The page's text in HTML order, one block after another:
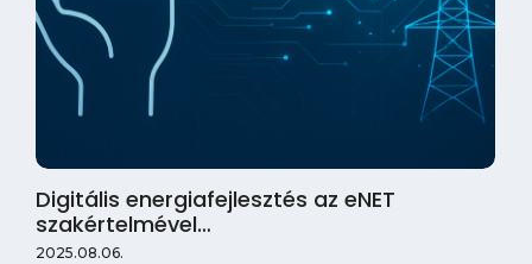
Digitális energiafejlesztés az eNET
szakértelmével…
2025.08.06.